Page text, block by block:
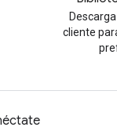
cliente